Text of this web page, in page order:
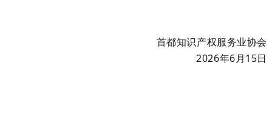
首都知识产权服务业协会
2026年6月15日